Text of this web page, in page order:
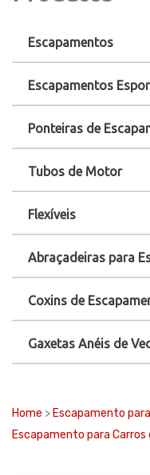
Escapamentos
Escapamentos
Ponteiras de
Tubos de Motor
Flexíveis
Abraçadeiras para
Coxins de
Gaxetas Anéis de
Home > Escapamento
Escapamento para Carros